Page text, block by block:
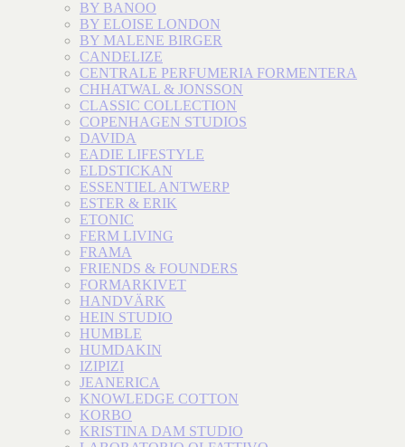
BY BANOO
BY ELOISE LONDON
BY MALENE BIRGER
CANDELIZE
CENTRALE PERFUMERIA FORMENTERA
CHHATWAL & JONSSON
CLASSIC COLLECTION
COPENHAGEN STUDIOS
DAVIDA
EADIE LIFESTYLE
ELDSTICKAN
ESSENTIEL ANTWERP
ESTER & ERIK
ETONIC
FERM LIVING
FRAMA
FRIENDS & FOUNDERS
FORMARKIVET
HANDVÄRK
HEIN STUDIO
HUMBLE
HUMDAKIN
IZIPIZI
JEANERICA
KNOWLEDGE COTTON
KORBO
KRISTINA DAM STUDIO